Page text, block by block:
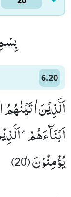
6.20
اَلَّذِیْنَ اٰتَیْنٰهُمُ
اَبْنَآءَهُمْۘ-
یُؤْمِنُوْنَ۠ (20)